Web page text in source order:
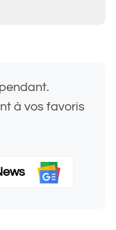
à vos favoris